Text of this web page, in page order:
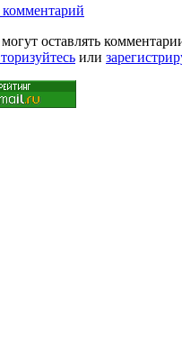
оставлять
или